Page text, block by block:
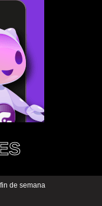
de semana